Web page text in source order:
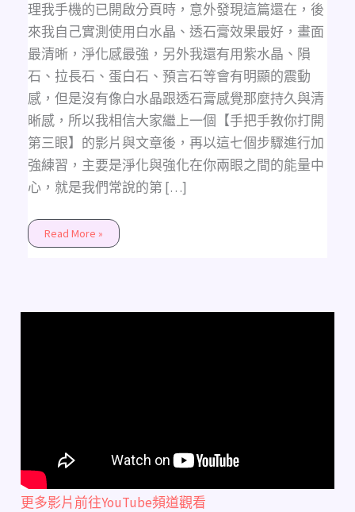
理我手機的已開啟分頁時，意外發現這篇還在，後
來我自己實測使用白水晶、透石膏效果最好，畫面
最清晰，淨化感最強，另外我還有用紫水晶、隕
石、拉長石、蛋白石、預言石等會有明顯的震動
感，但是沒有像白水晶跟透石膏感覺那麼持久與清
晰感，所以我相信大家繼上一個【手把手教你打開
第三眼】的影片與文章後，再以這七個步驟進行加
強練習，主要是淨化與強化在你兩眼之間的能量中
心，就是我們常說的第 […]
Read More »
更多影片前往YouTube頻道觀看